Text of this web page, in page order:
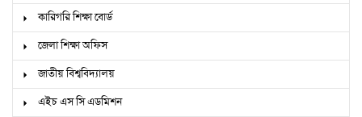
কারিগরি শিক্ষা বোর্ড
জেলা শিক্ষা অফিস
জাতীয় বিশ্ববিদ্যালয়
এইচ এস সি এডমিশন